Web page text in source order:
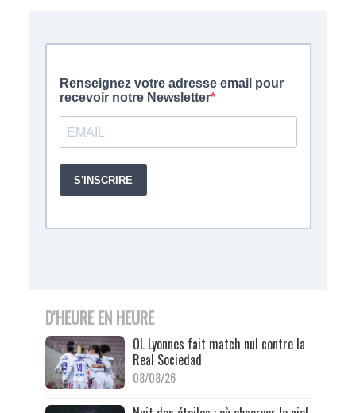
D'HEURE EN HEURE
OL Lyonnes fait match nul contre la
Real Sociedad
08/08/26